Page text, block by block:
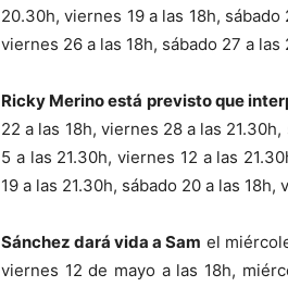
20.30h, viernes 19 a las 18h,
viernes 26 a las 18h, sábado 27 a
Ricky Merino está previsto que
22 a las 18h, viernes 28 a las
5 a las 21.30h, viernes 12 a las
19 a las 21.30h, sábado 20 a las
Sánchez dará vida a Sam el
viernes 12 de mayo a las 18h,